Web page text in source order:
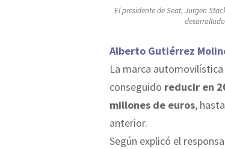
El presidente de Seat, Jurgen
Alberto Gutiérrez
La marca automovilística
conseguido reducir en
millones de euros,
anterior.
Según explicó el